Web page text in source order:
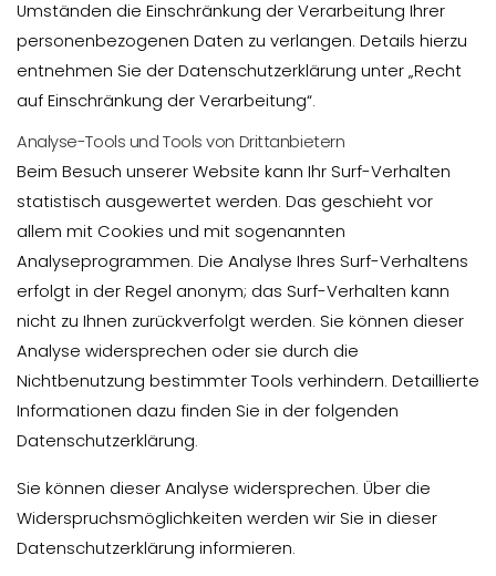
Umständen die Einschränkung der Verarbeitung Ihrer
personenbezogenen Daten zu verlangen. Details hierzu
entnehmen Sie der Datenschutzerklärung unter „Recht
auf Einschränkung der Verarbeitung“.
Analyse-Tools und Tools von Drittanbietern
Beim Besuch unserer Website kann Ihr Surf-Verhalten
statistisch ausgewertet werden. Das geschieht vor
allem mit Cookies und mit sogenannten
Analyseprogrammen. Die Analyse Ihres Surf-Verhaltens
erfolgt in der Regel anonym; das Surf-Verhalten kann
nicht zu Ihnen zurückverfolgt werden. Sie können dieser
Analyse widersprechen oder sie durch die
Nichtbenutzung bestimmter Tools verhindern. Detaillierte
Informationen dazu finden Sie in der folgenden
Datenschutzerklärung.
Sie können dieser Analyse widersprechen. Über die
Widerspruchsmöglichkeiten werden wir Sie in dieser
Datenschutzerklärung informieren.